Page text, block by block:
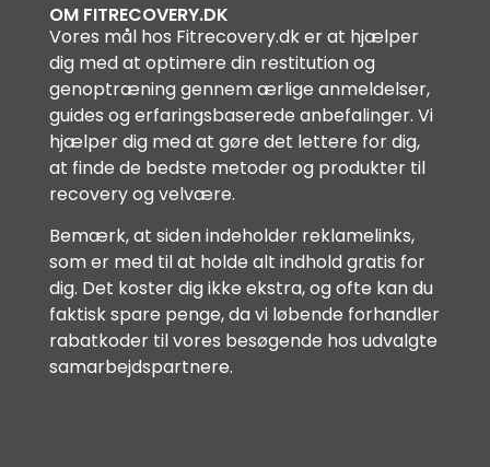
OM FITRECOVERY.DK
Vores mål hos Fitrecovery.dk er at hjælper
dig med at optimere din restitution og
genoptræning gennem ærlige anmeldelser,
guides og erfaringsbaserede anbefalinger. Vi
hjælper dig med at gøre det lettere for dig,
at finde de bedste metoder og produkter til
recovery og velvære.
Bemærk, at siden indeholder reklamelinks,
som er med til at holde alt indhold gratis for
dig. Det koster dig ikke ekstra, og ofte kan du
faktisk spare penge, da vi løbende forhandler
rabatkoder til vores besøgende hos udvalgte
samarbejdspartnere.